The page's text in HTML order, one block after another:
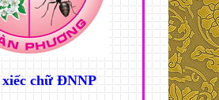
xiếc chữ ĐNNP